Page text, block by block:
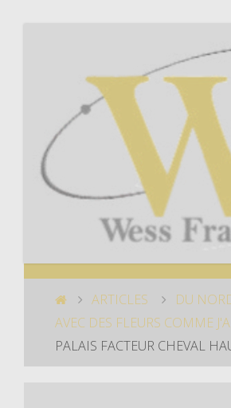
ARTICLES
DU
AVEC DES FLEURS COMME
PALAIS FACTEUR CHEVAL